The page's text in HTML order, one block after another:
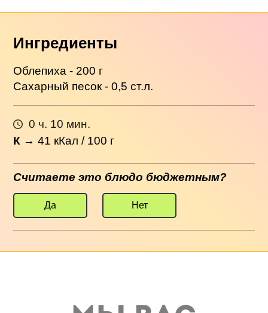
Ингредиенты
Облепиха - 200 г
Сахарный песок - 0,5 ст.л.
0 ч. 10 мин.
К →41 кКал / 100 г
Считаете это блюдо бюджетным?
Да Нет